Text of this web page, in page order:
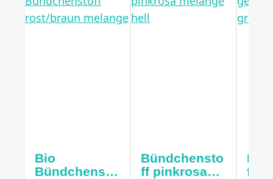
Bio
Bündchensto
Bündchensto
ff pinkrosa
fein